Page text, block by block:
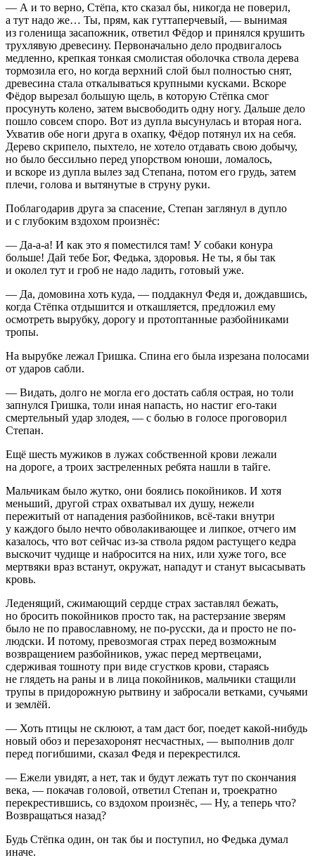
— А и то верно, Стёпа, кто сказал бы, никогда не поверил,
а тут надо же… Ты, прям, как гуттаперчевый, — вынимая
из голенища засапожник, ответил Фёдор и принялся крушить
трухлявую древесину. Первоначально дело продвигалось
медленно, крепкая тонкая смолистая оболочка ствола дерева
тормозила его, но когда верхний слой был полностью снят,
древесина стала откалываться крупными кусками. Вскоре
Фёдор вырезал большую щель, в которую Стёпка смог
просунуть колено, затем высвободить одну ногу. Дальше дело
пошло совсем споро. Вот из дупла высунулась и вторая нога.
Ухватив обе ноги друга в охапку, Фёдор потянул их на себя.
Дерево скрипело, пыхтело, не хотело отдавать свою добычу,
но было бессильно перед упорством юноши, ломалось,
и вскоре из дупла вылез зад Степана, потом его грудь, затем
плечи, голова и вытянутые в струну руки.
Поблагодарив друга за спасение, Степан заглянул в дупло
и с глубоким вздохом произнёс:
— Да-а-а! И как это я поместился там! У собаки конура
больше! Дай тебе Бог, Федька, здоровья. Не ты, я бы так
и околел тут и гроб не надо ладить, готовый уже.
— Да, домовина хоть куда, — поддакнул Федя и, дождавшись,
когда Стёпка отдышится и откашляется, предложил ему
осмотреть вырубку, дорогу и протоптанные разбойниками
тропы.
На вырубке лежал Гришка. Спина его была изрезана полосами
от ударов сабли.
— Видать, долго не могла его достать сабля острая, но толи
запнулся Гришка, толи иная напасть, но настиг его-таки
смертельный удар злодея, — с болью в голосе проговорил
Степан.
Ещё шесть мужиков в лужах собственной крови лежали
на дороге, а троих застреленных ребята нашли в тайге.
Мальчикам было жутко, они боялись покойников. И хотя
меньший, другой страх охватывал их душу, нежели
пережитый от нападения разбойников, всё-таки внутри
у каждого было нечто обволакивающее и липкое, отчего им
казалось, что вот сейчас из-за ствола рядом растущего кедра
выскочит чудище и набросится на них, или хуже того, все
мертвяки враз встанут, окружат, нападут и станут высасывать
кровь.
Леденящий, сжимающий сердце страх заставлял бежать,
но бросить покойников просто так, на растерзание зверям
было не по православному, не по-русски, да и просто не по-
людски. И потому, превозмогая страх перед возможным
возвращением разбойников, ужас перед мертвецами,
сдерживая тошноту при виде сгустков крови, стараясь
не глядеть на раны и в лица покойников, мальчики стащили
трупы в придорожную рытвину и забросали ветками, сучьями
и землёй.
— Хоть птицы не склюют, а там даст бог, поедет какой-нибудь
новый обоз и перезахоронят несчастных, — выполнив долг
перед погибшими, сказал Федя и перекрестился.
— Ежели увидят, а нет, так и будут лежать тут по скончания
века, — покачав головой, ответил Степан и, троекратно
перекрестившись, со вздохом произнёс, — Ну, а теперь что?
Возвращаться назад?
Будь Стёпка один, он так бы и поступил, но Федька думал
иначе.